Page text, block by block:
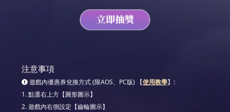
注意事項
遊戲內優惠券兌換方式 (限AOS、PC版) 【使用教學】:
1. 點選右上方【圓形圖示】
2. 遊戲內右側設定【齒輪圖示】